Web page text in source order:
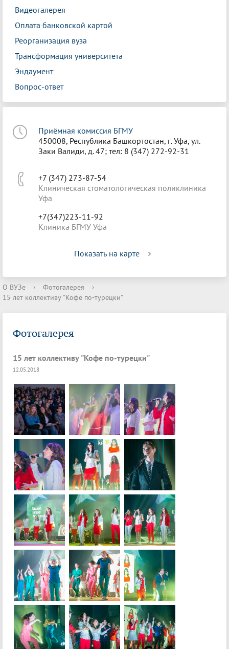
Видеогалерея
Оплата банковской картой
Реорганизация вуза
Трансформация университета
Эндаумент
Вопрос-ответ
Приёмная комиссия БГМУ
450008, Республика Башкортостан, г. Уфа, ул.
Заки Валиди, д. 47; тел: 8 (347) 272-92-31
+7 (347) 273-87-54
Клиническая стоматологическая поликлиника
Уфа
+7(347)223-11-92
Клиника БГМУ Уфа
Показать на карте
О ВУЗе › Фотогалерея
›
15 лет коллективу "Кофе по-турецки"
Фотогалерея
15 лет коллективу "Кофе по-турецки"
12.05.2018